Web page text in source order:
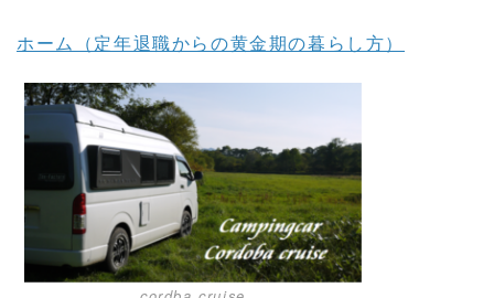
ホーム（定年退職からの黄金期の暮らし方）